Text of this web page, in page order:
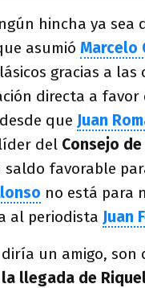
hincha ya sea
asumió Marcelo
gracias a
directa a
que Juan
del Consejo
saldo favorable
no está para
al periodista Juan
diría un amigo,
llegada de